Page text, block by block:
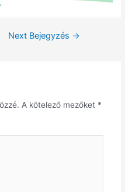
Next Bejegyzés →
A kötelező mezőket *